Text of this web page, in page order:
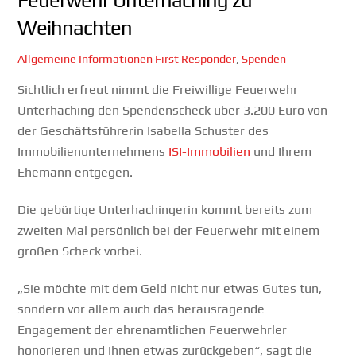
Weihnachten
Allgemeine Informationen First Responder ,Spenden
Sichtlich erfreut nimmt die Freiwillige Feuerwehr
Unterhaching den Spendenscheck über 3.200 Euro von
der Geschäftsführerin Isabella Schuster des
Immobilienunternehmens ISI-Immobilien und Ihrem
Ehemann entgegen.
Die gebürtige Unterhachingerin kommt bereits zum
zweiten Mal persönlich bei der Feuerwehr mit einem
großen Scheck vorbei.
„Sie möchte mit dem Geld nicht nur etwas Gutes tun,
sondern vor allem auch das herausragende
Engagement der ehrenamtlichen Feuerwehrler
honorieren und Ihnen etwas zurückgeben“, sagt die